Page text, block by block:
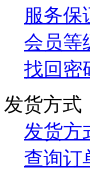
服务保
会员等
找回密
发货方式
发货方
查询订